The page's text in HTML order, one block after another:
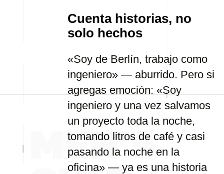
Cuenta historias, no
solo hechos
«Soy de Berlín, trabajo como
ingeniero» — aburrido. Pero si
agregas emoción: «Soy
ingeniero y una vez salvamos
un proyecto toda la noche,
tomando litros de café y casi
pasando la noche en la
oficina» — ya es una historia